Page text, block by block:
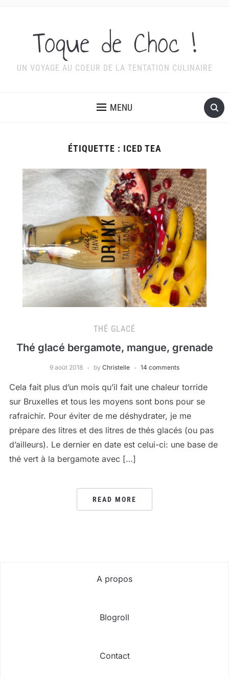
Toque de Choc !
UN VOYAGE AU COEUR DE LA TENTATION CULINAIRE
MENU
ÉTIQUETTE : ICED TEA
THÉ GLACÉ
Thé glacé bergamote, mangue, grenade
9 août 2018 by Christelle 14 comments
Cela fait plus d’un mois qu’il fait une chaleur torride
sur Bruxelles et tous les moyens sont bons pour se
rafraichir. Pour éviter de me déshydrater, je me
prépare des litres et des litres de thés glacés (ou pas
d’ailleurs). Le dernier en date est celui-ci: une base de
thé vert à la bergamote avec […]
READ MORE
A propos
Blogroll
Contact